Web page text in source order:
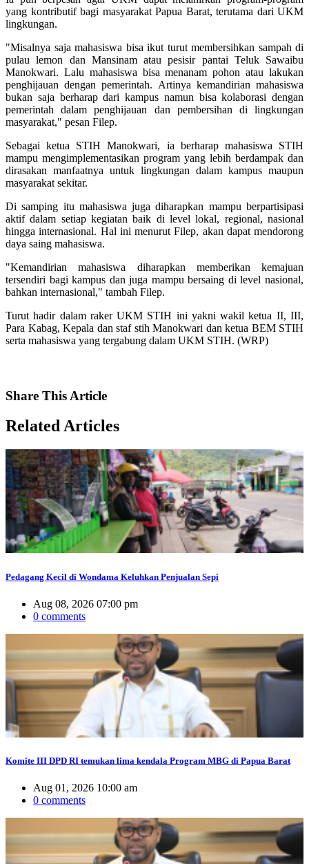
yang kontributif bagi masyarakat Papua Barat, terutama dari UKM
lingkungan.
"Misalnya saja mahasiswa bisa ikut turut membersihkan sampah di
pulau lemon dan Mansinam atau pesisir pantai Teluk Sawaibu
Manokwari. Lalu mahasiswa bisa menanam pohon atau lakukan
penghijauan dengan pemerintah. Artinya kemandirian mahasiswa
bukan saja berharap dari kampus namun bisa kolaborasi dengan
pemerintah dalam penghijauan dan pembersihan di lingkungan
masyarakat," pesan Filep.
Sebagai ketua STIH Manokwari, ia berharap mahasiswa STIH
mampu mengimplementasikan program yang lebih berdampak dan
dirasakan manfaatnya untuk lingkungan dalam kampus maupun
masyarakat sekitar.
Di samping itu mahasiswa juga diharapkan mampu berpartisipasi
aktif dalam setiap kegiatan baik di level lokal, regional, nasional
hingga internasional. Hal ini menurut Filep, akan dapat mendorong
daya saing mahasiswa.
"Kemandirian mahasiswa diharapkan memberikan kemajuan
tersendiri bagi kampus dan juga mampu bersaing di level nasional,
bahkan internasional," tambah Filep.
Turut hadir dalam raker UKM STIH ini yakni wakil ketua II, III,
Para Kabag, Kepala dan staf stih Manokwari dan ketua BEM STIH
serta mahasiswa yang tergabung dalam UKM STIH. (WRP)
Share This Article
RelatedArticles
Pedagang Kecil di Wondama Keluhkan Penjualan Sepi
Aug 08, 2026 07:00 pm
0 comments
Komite III DPD RI temukan lima kendala Program MBG di Papua Barat
Aug 01, 2026 10:00 am
0 comments